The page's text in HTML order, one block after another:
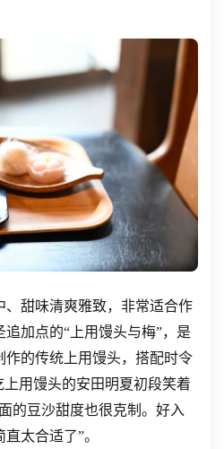
、甜味清爽雅致，非常适合作
加点的“上用馒头与梅”，是
作的传统上用馒头，搭配时令
用馒头的安田明夏初段笑着
的豆沙甜度也很克制。好入
太合适了”。